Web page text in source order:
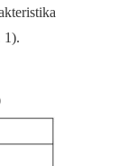
1).